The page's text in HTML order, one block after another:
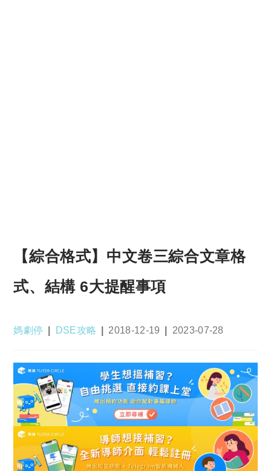
【綜合格式】中文卷三綜合文章格
式、結構 6大提醒事項
Post
媽劇停
Post
DSE攻略
Post
2018-12-19
Post
2023-07-28